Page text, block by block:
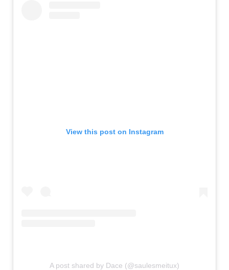
View this post on Instagram
A post shared by Dace (@saulesmeitux)